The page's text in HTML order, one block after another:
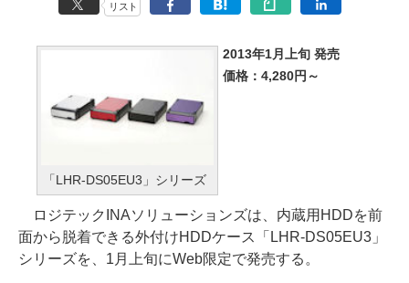
リスト
「LHR-DS05EU3」シリーズ
2013年1月上旬 発売
価格：4,280円～
ロジテックINAソリューションズは、内蔵用HDDを前
面から脱着できる外付けHDDケース「LHR-DS05EU3」
シリーズを、1月上旬にWeb限定で発売する。